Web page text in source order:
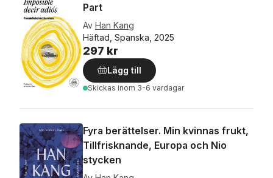
Part
Av Han Kang
Häftad, Spanska, 2025
297 kr
Lägg till
Skickas inom 3-6 vardagar
Fyra berättelser. Min kvinnas frukt,
Tillfrisknande, Europa och Nio
stycken